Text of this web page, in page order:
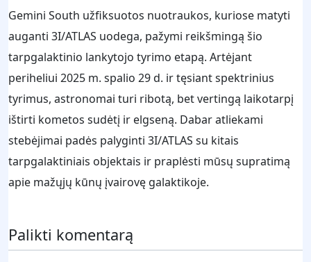
Gemini South užfiksuotos nuotraukos, kuriose matyti
auganti 3I/ATLAS uodega, pažymi reikšmingą šio
tarpgalaktinio lankytojo tyrimo etapą. Artėjant
periheliui 2025 m. spalio 29 d. ir tęsiant spektrinius
tyrimus, astronomai turi ribotą, bet vertingą laikotarpį
ištirti kometos sudėtį ir elgseną. Dabar atliekami
stebėjimai padės palyginti 3I/ATLAS su kitais
tarpgalaktiniais objektais ir praplėsti mūsų supratimą
apie mažųjų kūnų įvairovę galaktikoje.
Palikti komentarą